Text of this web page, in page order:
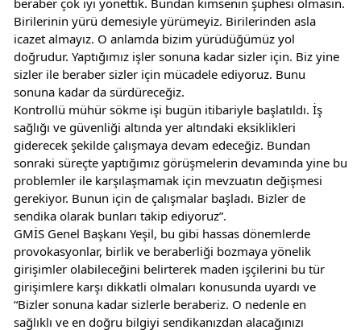
beraber çok iyi yönettik. Bundan kimsenin şüphesi olmasın.
Birilerinin yürü demesiyle yürümeyiz. Birilerinden asla
icazet almayız. O anlamda bizim yürüdüğümüz yol
doğrudur. Yaptığımız işler sonuna kadar sizler için. Biz yine
sizler ile beraber sizler için mücadele ediyoruz. Bunu
sonuna kadar da sürdüreceğiz.
Kontrollü mühür sökme işi bugün itibariyle başlatıldı. İş
sağlığı ve güvenliği altında yer altındaki eksiklikleri
giderecek şekilde çalışmaya devam edeceğiz. Bundan
sonraki süreçte yaptığımız görüşmelerin devamında yine bu
problemler ile karşılaşmamak için mevzuatın değişmesi
gerekiyor. Bunun için de çalışmalar başladı. Bizler de
sendika olarak bunları takip ediyoruz”.
GMİS Genel Başkanı Yeşil, bu gibi hassas dönemlerde
provokasyonlar, birlik ve beraberliği bozmaya yönelik
girişimler olabileceğini belirterek maden işçilerini bu tür
girişimlere karşı dikkatli olmaları konusunda uyardı ve
“Bizler sonuna kadar sizlerle beraberiz. O nedenle en
sağlıklı ve en doğru bilgiyi sendikanızdan alacağınızı